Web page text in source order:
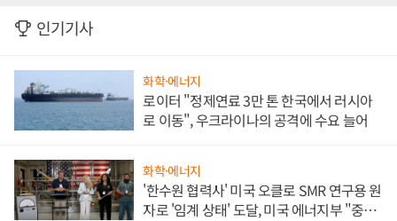
인기기사
화학·에너지
로이터 "정제연료 3만 톤 한국에서 러시아
로 이동", 우크라이나의 공격에 수요 늘어
화학·에너지
'한수원 협력사' 미국 오클로 SMR 연구용 원
자로 '임계 상태' 도달, 미국 에너지부 "중요